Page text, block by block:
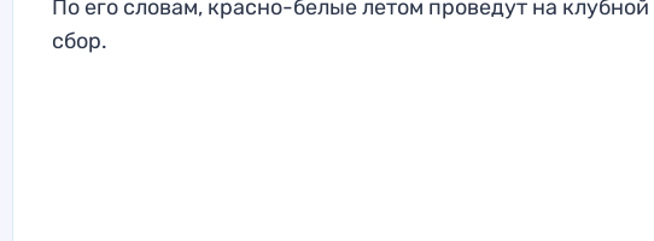
По его словам, красно-белые летом проведут на клубной
сбор.